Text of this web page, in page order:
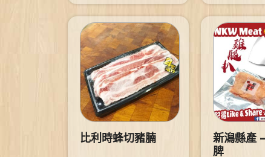
比利時蜂切豬腩
新潟縣產
脾